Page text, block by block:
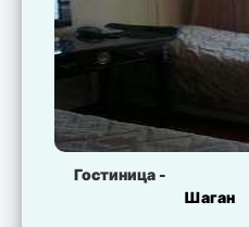
Гостиница -
Шаган